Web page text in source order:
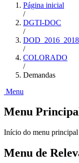
Página inicial
/
DGTI-DOC
/
DOD_2016_2018
/
COLORADO
/
Demandas
Menu
Menu
Início do menu principal
Menu de